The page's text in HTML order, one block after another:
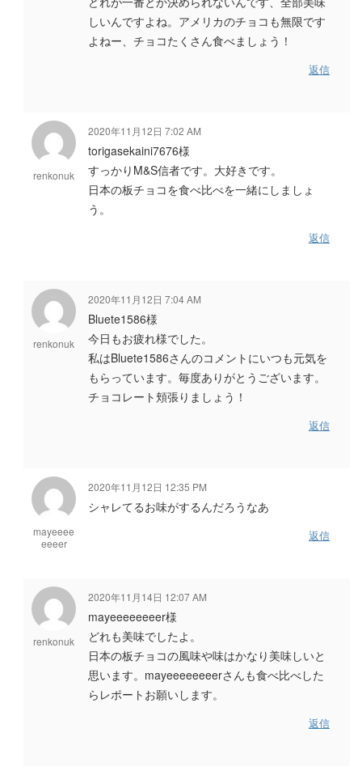
しいんですよね。アメリカのチョコも無限です
よねー、チョコたくさん食べましょう！
返信
renkonuk
2020年11月12日 7:02 AM
torigasekaini7676様
すっかりM&S信者です。大好きです。
日本の板チョコを食べ比べを一緒にしましょ
う。
返信
renkonuk
2020年11月12日 7:04 AM
Bluete1586様
今日もお疲れ様でした。
私はBluete1586さんのコメントにいつも元気を
もらっています。毎度ありがとうございます。
チョコレート頬張りましょう！
返信
mayeeee
eeeer
2020年11月12日 12:35 PM
シャレてるお味がするんだろうなあ
返信
renkonuk
2020年11月14日 12:07 AM
mayeeeeeeeer様
どれも美味でしたよ。
日本の板チョコの風味や味はかなり美味しいと
思います。mayeeeeeeeerさんも食べ比べした
らレポートお願いします。
返信